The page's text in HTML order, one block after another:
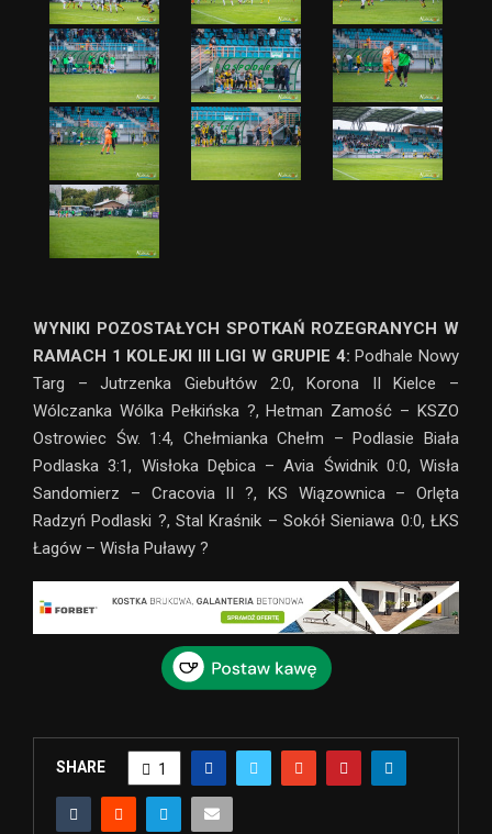
WYNIKI POZOSTAŁYCH SPOTKAŃ ROZEGRANYCH W
RAMACH 1 KOLEJKI III LIGI W GRUPIE 4: Podhale Nowy
Targ – Jutrzenka Giebułtów 2:0, Korona II Kielce –
Wólczanka Wólka Pełkińska ?, Hetman Zamość – KSZO
Ostrowiec Św. 1:4, Chełmianka Chełm – Podlasie Biała
Podlaska 3:1, Wisłoka Dębica – Avia Świdnik 0:0, Wisła
Sandomierz – Cracovia II ?, KS Wiązownica – Orlęta
Radzyń Podlaski ?, Stal Kraśnik – Sokół Sieniawa 0:0, ŁKS
Łagów – Wisła Puławy ?
SHARE 1